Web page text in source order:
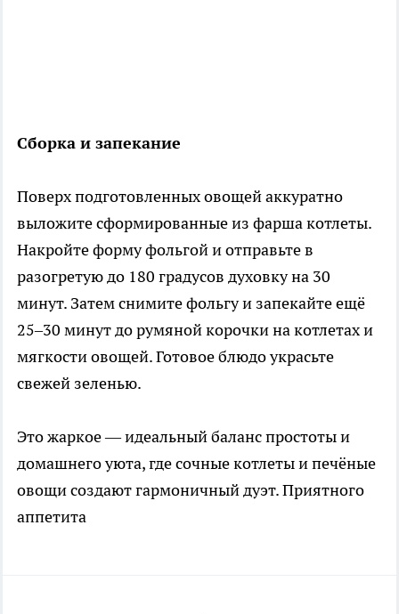
Сборка и запекание
Поверх подготовленных овощей аккуратно
выложите сформированные из фарша котлеты.
Накройте форму фольгой и отправьте в
разогретую до 180 градусов духовку на 30
минут. Затем снимите фольгу и запекайте ещё
25–30 минут до румяной корочки на котлетах и
мягкости овощей. Готовое блюдо украсьте
свежей зеленью.
Это жаркое — идеальный баланс простоты и
домашнего уюта, где сочные котлеты и печёные
овощи создают гармоничный дуэт. Приятного
аппетита